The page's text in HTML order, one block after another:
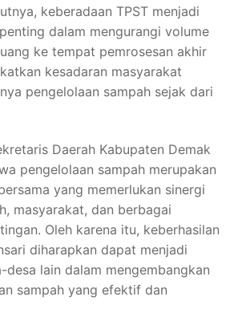
keberadaan TPST menjadi
dalam mengurangi volume
ke tempat pemrosesan akhir
kesadaran masyarakat
pengelolaan sampah sejak dari
Daerah Kabupaten Demak
pengelolaan sampah merupakan
yang memerlukan sinergi
masyarakat, dan berbagai
Oleh karena itu, keberhasilan
diharapkan dapat menjadi
lain dalam mengembangkan
sampah yang efektif dan